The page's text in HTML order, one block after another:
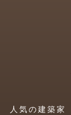
人気の建築家